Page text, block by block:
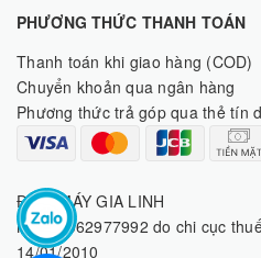
PHƯƠNG THỨC THANH TOÁN
Thanh toán khi giao hàng (COD)
Chuyển khoản qua ngân hàng
Phương thức trả góp qua thẻ tín
ĐIỆN MÁY GIA LINH
MST: 8062977992 do chi cục
14/01/2010